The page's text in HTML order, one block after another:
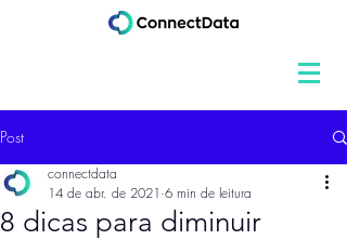
Post
8 dicas para diminuir
connectdata
14 de abr. de 2021 6 min de leitura